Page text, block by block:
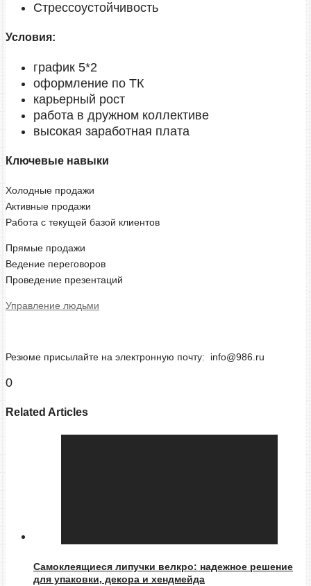
Стрессоустойчивость
Условия:
график 5*2
оформление по ТК
карьерный рост
работа в дружном коллективе
высокая заработная плата
Ключевые навыки
Холодные продажи
Активные продажи
Работа с текущей базой клиентов
Прямые продажи
Ведение переговоров
Проведение презентаций
Управление людьми
Резюме присылайте на электронную почту: info@986.ru
0
Related Articles
Самоклеящиеся липучки велкро: надежное решение
для упаковки, декора и хендмейда